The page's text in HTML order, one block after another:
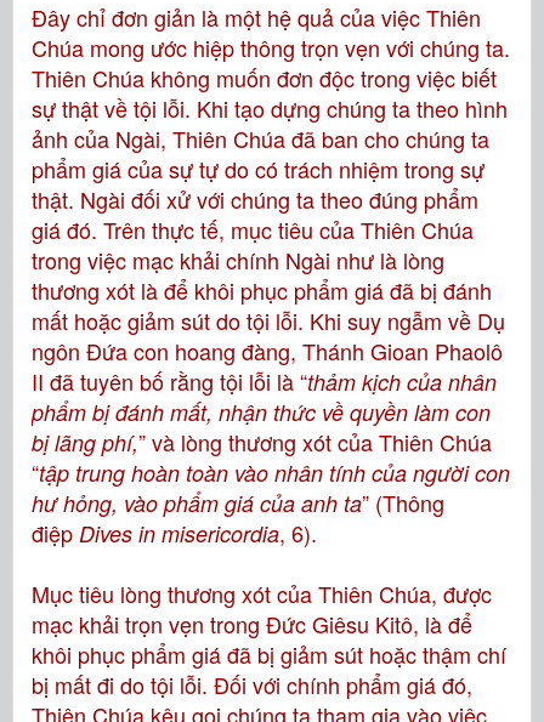
Đây chỉ đơn giản là một hệ quả của việc Thiên
Chúa mong ước hiệp thông trọn vẹn với chúng ta.
Thiên Chúa không muốn đơn độc trong việc biết
sự thật về tội lỗi. Khi tạo dựng chúng ta theo hình
ảnh của Ngài, Thiên Chúa đã ban cho chúng ta
phẩm giá của sự tự do có trách nhiệm trong sự
thật. Ngài đối xử với chúng ta theo đúng phẩm
giá đó. Trên thực tế, mục tiêu của Thiên Chúa
trong việc mạc khải chính Ngài như là lòng
thương xót là để khôi phục phẩm giá đã bị đánh
mất hoặc giảm sút do tội lỗi. Khi suy ngẫm về Dụ
ngôn Đứa con hoang đàng, Thánh Gioan Phaolô
II đã tuyên bố rằng tội lỗi là “thảm kịch của nhân
phẩm bị đánh mất, nhận thức về quyền làm con
bị lãng phí,” và lòng thương xót của Thiên Chúa
“tập trung hoàn toàn vào nhân tính của người con
hư hỏng, vào phẩm giá của anh ta” (Thông
điệp Dives in misericordia, 6).
Mục tiêu lòng thương xót của Thiên Chúa, được
mạc khải trọn vẹn trong Đức Giêsu Kitô, là để
khôi phục phẩm giá đã bị giảm sút hoặc thậm chí
bị mất đi do tội lỗi. Đối với chính phẩm giá đó,
Thiên Chúa kêu gọi chúng ta tham gia vào việc